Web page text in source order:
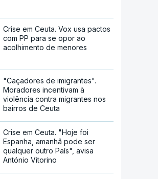
Crise em Ceuta. Vox usa pactos
com PP para se opor ao
acolhimento de menores
"Caçadores de imigrantes".
Moradores incentivam à
violência contra migrantes nos
bairros de Ceuta
Crise em Ceuta. "Hoje foi
Espanha, amanhã pode ser
qualquer outro País", avisa
António Vitorino